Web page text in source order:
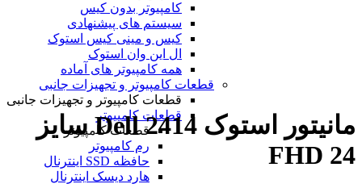
کامپیوتر بدون کیس
سیستم های پیشنهادی
کیس و مینی کیس استوک
ال این وان استوک
همه کامپیوتر های آماده
قطعات کامپیوتر و تجهیزات جانبی
قطعات کامپیوتر و تجهیزات جانبی
قطعات کامپیوتر
قطعات کامپیوتر
رم کامپیوتر
حافظه SSD اینترنال
هارد دیسک اینترنال
مانیتور استوک Dell 2414 سایز
24 FHD